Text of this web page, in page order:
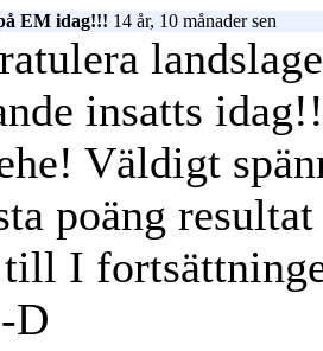
EM idag!!! 14 år, 10 månader sen
insatts
Väldigt
poäng
I
D